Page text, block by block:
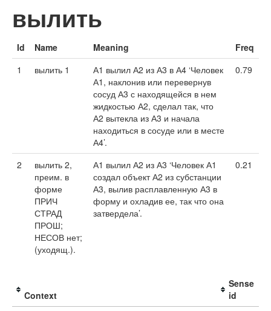
вылить
Id Name Meaning
Freq
1
вылить 1
А1 вылил А2 из А3 в А4 ‘Человек
А1, наклонив или перевернув
сосуд А3 с находящейся в нем
жидкостью А2, сделал так, что
А2 вытекла из А3 и начала
находиться в сосуде или в месте
А4’.
0.79
2
вылить 2,
преим. в
форме
ПРИЧ
СТРАД
ПРОШ;
НЕСОВ нет;
(уходящ.).
А1 вылил А2 из А3 ‘Человек А1
создал объект А2 из субстанции
А3, вылив расплавленную А3 в
форму и охладив ее, так что она
затвердела’.
0.21
Context
Sense
id